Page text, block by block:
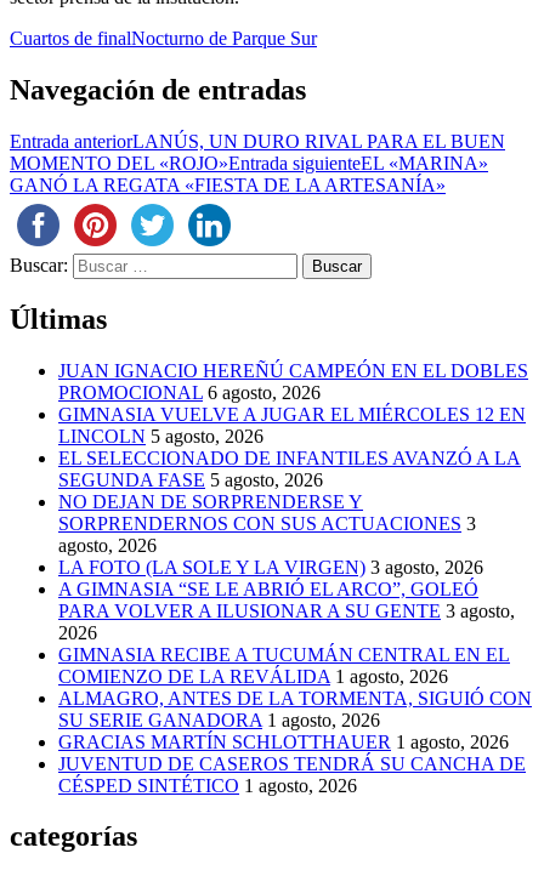
Cuartos de finalNocturno de Parque Sur
Navegación de entradas
Entrada anteriorLANÚS, UN DURO RIVAL PARA EL BUEN
MOMENTO DEL «ROJO»Entrada siguienteEL «MARINA»
GANÓ LA REGATA «FIESTA DE LA ARTESANÍA»
Buscar:
Últimas
JUAN IGNACIO HEREÑÚ CAMPEÓN EN EL DOBLES
PROMOCIONAL 6 agosto, 2026
GIMNASIA VUELVE A JUGAR EL MIÉRCOLES 12 EN
LINCOLN 5 agosto, 2026
EL SELECCIONADO DE INFANTILES AVANZÓ A LA
SEGUNDA FASE 5 agosto, 2026
NO DEJAN DE SORPRENDERSE Y
SORPRENDERNOS CON SUS ACTUACIONES 3
agosto, 2026
LA FOTO (LA SOLE Y LA VIRGEN) 3 agosto, 2026
A GIMNASIA “SE LE ABRIÓ EL ARCO”, GOLEÓ
PARA VOLVER A ILUSIONAR A SU GENTE 3 agosto,
2026
GIMNASIA RECIBE A TUCUMÁN CENTRAL EN EL
COMIENZO DE LA REVÁLIDA 1 agosto, 2026
ALMAGRO, ANTES DE LA TORMENTA, SIGUIÓ CON
SU SERIE GANADORA 1 agosto, 2026
GRACIAS MARTÍN SCHLOTTHAUER 1 agosto, 2026
JUVENTUD DE CASEROS TENDRÁ SU CANCHA DE
CÉSPED SINTÉTICO 1 agosto, 2026
categorías